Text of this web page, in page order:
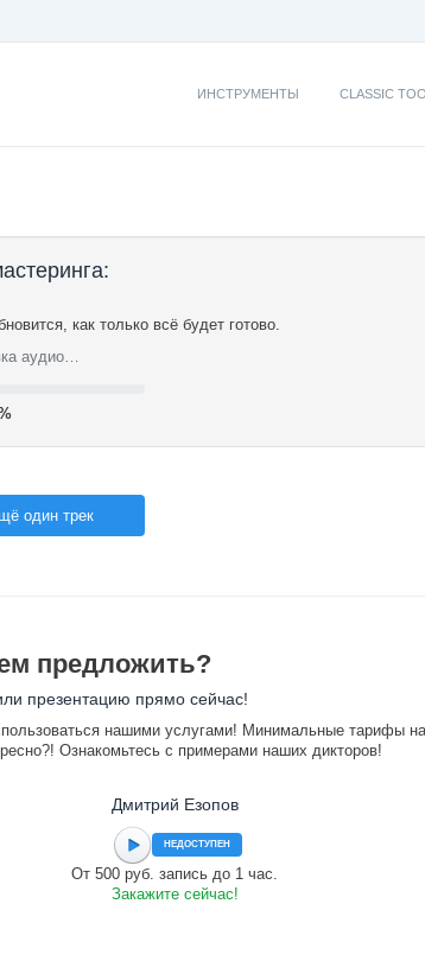
ИНСТРУМЕНТЫ CLASSIC
как только всё будет готово.
аудио…
один трек
предложить?
презентацию прямо сейчас!
нашими услугами! Минимальные тарифы на
Ознакомьтесь с примерами наших дикторов!
Дмитрий Езопов
НЕДОСТУПЕН
От 500 руб. запись до 1 час.
Закажите сейчас!